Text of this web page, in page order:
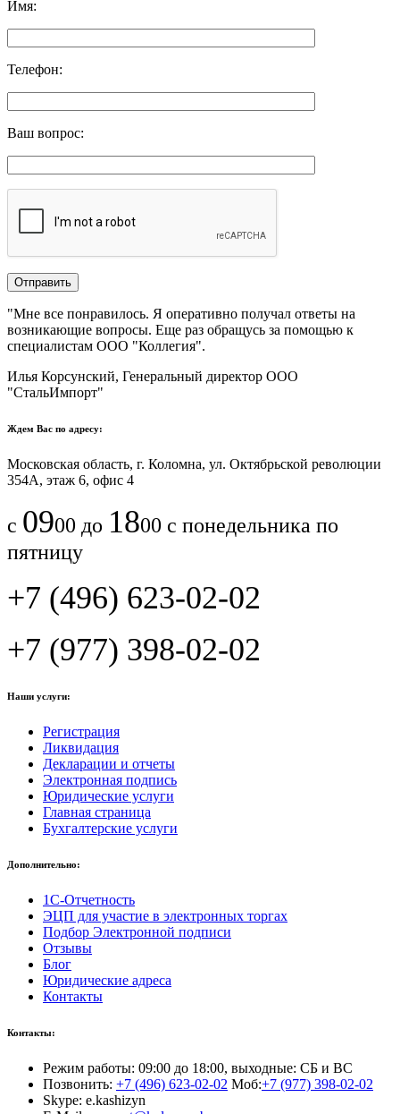
Имя:
Телефон:
Ваш вопрос:
"Мне все понравилось.​ ​Я оперативно получал ответы на
возникающие вопросы. Еще раз обращусь за помощью к
специалистам ООО "Коллегия".​
Илья Корсунский, Генеральный директор ООО
"СтальИмпорт"
Ждем Вас по адресу:
Московская область, г. Коломна, ул. Октябрьской революции
354А, этаж 6, офис 4
с 0900 до 1800 с понедельника по
пятницу
+7 (496) 623-02-02
+7 (977) 398-02-02
Наши услуги:
Регистрация
Ликвидация
Декларации и отчеты
Электронная подпись
Юридические услуги
Главная страница
Бухгалтерские услуги
Дополнительно:
1С-Отчетность
ЭЦП для участие в электронных торгах
Подбор Электронной подписи
Отзывы
Блог
Юридические адреса
Контакты
Контакты:
Режим работы: 09:00 до 18:00, выходные: СБ и ВС
Позвонить: +7 (496) 623-02-02 Моб:+7 (977) 398-02-02
Skype: e.kashizyn